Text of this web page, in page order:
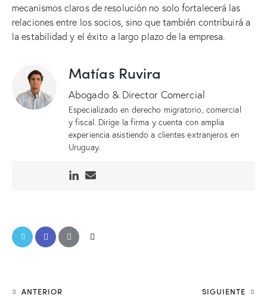
mecanismos claros de resolución no solo fortalecerá las
relaciones entre los socios, sino que también contribuirá a
la estabilidad y el éxito a largo plazo de la empresa.
Matías Ruvira
Abogado & Director Comercial
Especializado en derecho migratorio, comercial
y fiscal. Dirige la firma y cuenta con amplia
experiencia asistiendo a clientes extranjeros en
Uruguay.
ANTERIOR SIGUIENTE